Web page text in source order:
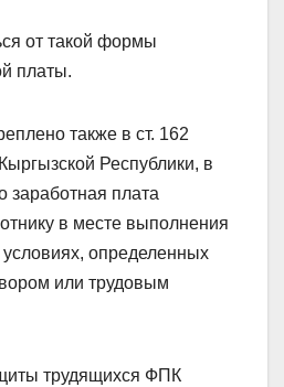
от такой формы
платы.
также в ст. 162
Республики, в
заработная плата
в месте выполнения
определенных
или трудовым
трудящихся ФПК